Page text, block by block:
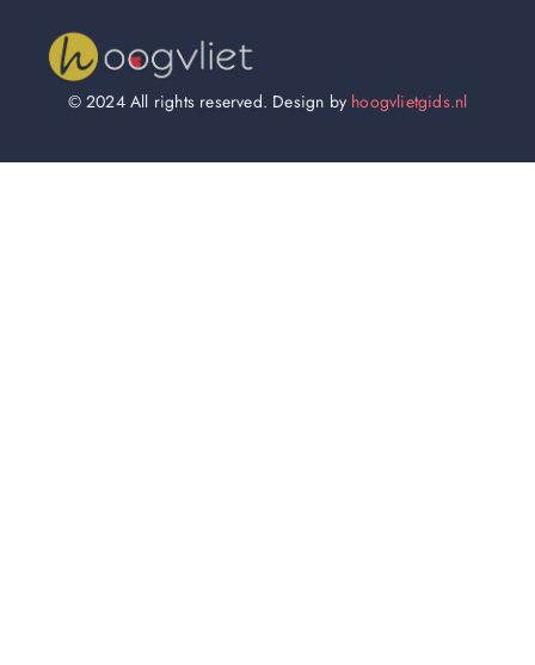
© 2024 All rights reserved. Design by hoogvlietgids.nl